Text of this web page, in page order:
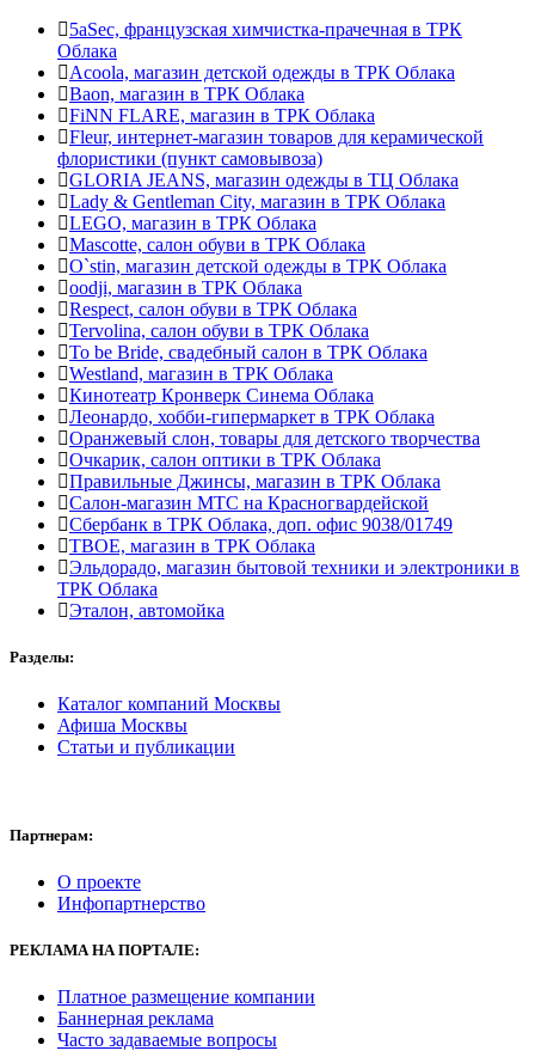
5aSec, французская химчистка-прачечная в ТРК
Облака
Acoola, магазин детской одежды в ТРК Облака
Baon, магазин в ТРК Облака
FiNN FLARE, магазин в ТРК Облака
Fleur, интернет-магазин товаров для керамической
флористики (пункт самовывоза)
GLORIA JEANS, магазин одежды в ТЦ Облака
Lady & Gentleman Сity, магазин в ТРК Облака
LEGO, магазин в ТРК Облака
Mascotte, салон обуви в ТРК Облака
O`stin, магазин детской одежды в ТРК Облака
oodji, магазин в ТРК Облака
Respect, салон обуви в ТРК Облака
Tervolina, салон обуви в ТРК Облака
To be Bride, свадебный салон в ТРК Облака
Westland, магазин в ТРК Облака
Кинотеатр Кронверк Синема Облака
Леонардо, хобби-гипермаркет в ТРК Облака
Оранжевый слон, товары для детского творчества
Очкарик, салон оптики в ТРК Облака
Правильные Джинсы, магазин в ТРК Облака
Салон-магазин МТС на Красногвардейской
Сбербанк в ТРК Облака, доп. офис 9038/01749
ТВОЕ, магазин в ТРК Облака
Эльдорадо, магазин бытовой техники и электроники в
ТРК Облака
Эталон, автомойка
Разделы:
Каталог компаний Москвы
Афиша Москвы
Статьи и публикации
Партнерам:
О проекте
Инфопартнерство
РЕКЛАМА НА ПОРТАЛЕ:
Платное размещение компании
Баннерная реклама
Часто задаваемые вопросы